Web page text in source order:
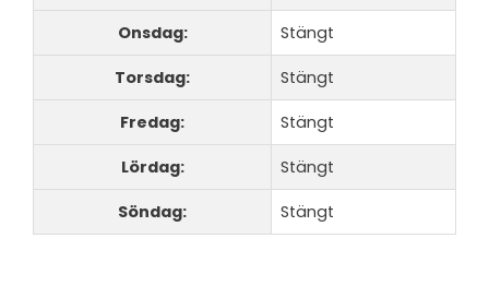
Onsdag: Stängt
Torsdag: Stängt
Fredag: Stängt
Lördag: Stängt
Söndag: Stängt